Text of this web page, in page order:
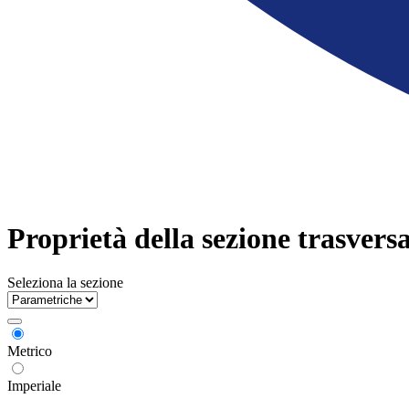
Proprietà della sezione
Seleziona la sezione
Metrico
Imperiale